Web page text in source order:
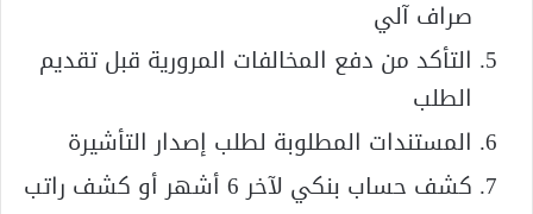
صراف آلي
التأكد من دفع المخالفات المرورية قبل تقديم
الطلب
المستندات المطلوبة لطلب إصدار التأشيرة
كشف حساب بنكي لآخر 6 أشهر أو كشف راتب